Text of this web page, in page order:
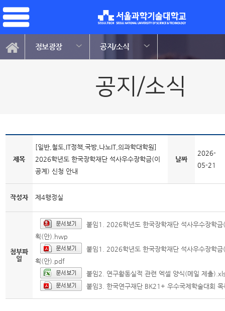
정보광장 공지/소식
공지/소식
제목
[일반,철도,IT정책,국방,나노IT,의과학대학원]
2026학년도 한국장학재단 석사우수장학금(이
공계) 신청 안내
날짜
2026-
05-21
작성자 제4행정실
첨부파
일
붙임1. 2026학년도 한국장학재단 석사우수장학
획(안).hwp
붙임1. 2026학년도 한국장학재단 석사우수장학
획(안).pdf
붙임2. 연구활동실적 관련 엑셀 양식(메일 제출
붙임3. 한국연구재단 BK21+ 우수국제학술대회